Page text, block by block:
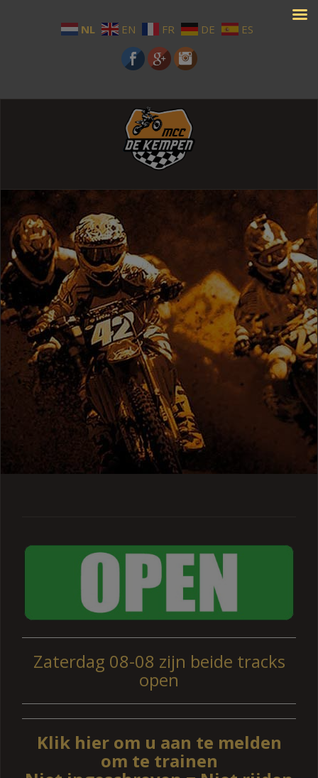
NL EN FR DE ES
Zaterdag 08-08 zijn beide tracks
open
Klik hier om u aan te melden
om te trainen